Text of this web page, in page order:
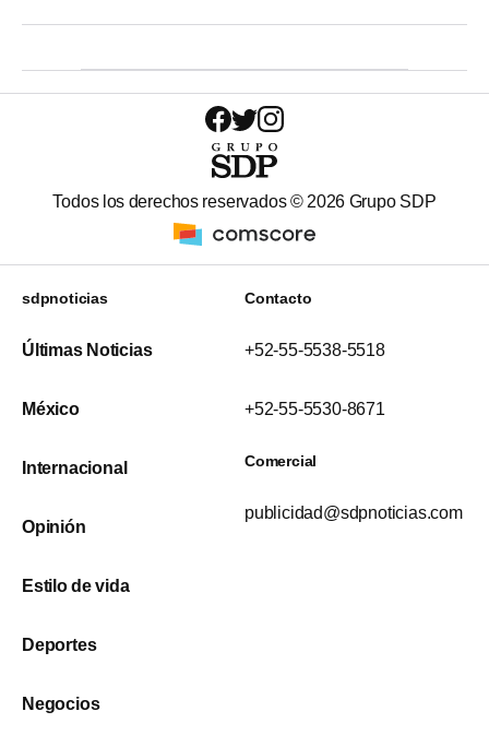
Todos los derechos reservados © 2026 Grupo SDP
sdpnoticias
Últimas Noticias
México
Internacional
Opinión
Estilo de vida
Deportes
Negocios
Contacto
+52-55-5538-5518
+52-55-5530-8671
Comercial
publicidad@sdpnoticias.com